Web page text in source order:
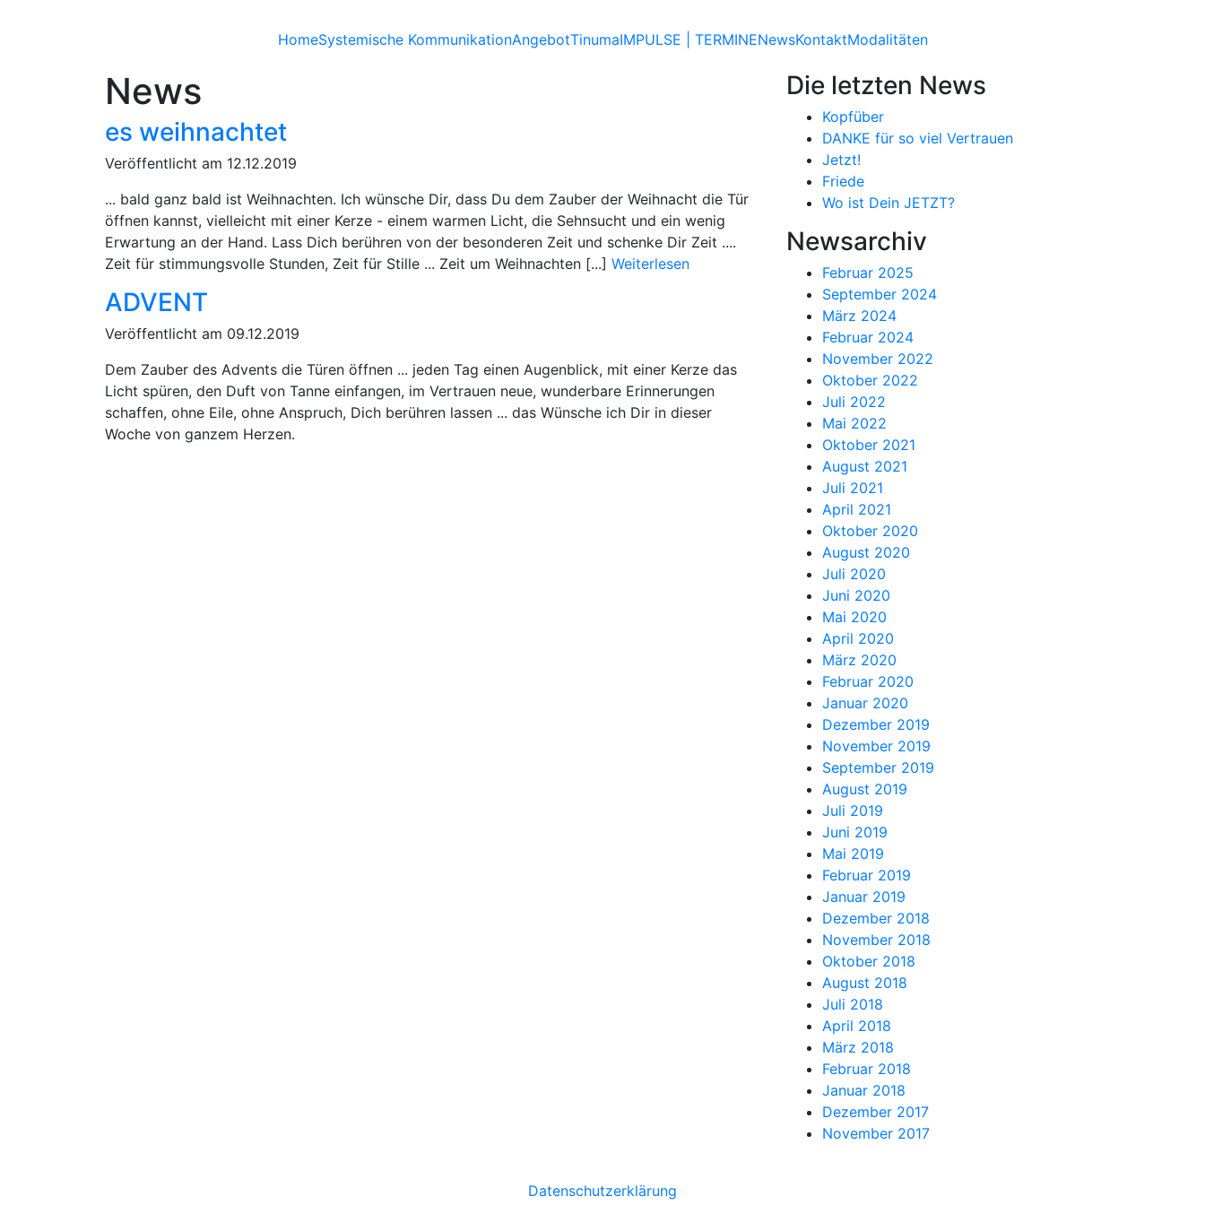
HomeSystemische KommunikationAngebotTinumaIMPULSE | TERMINENewsKontaktModalitäten
News
es weihnachtet
Veröffentlicht am 12.12.2019
... bald ganz bald ist Weihnachten. Ich wünsche Dir, dass Du dem Zauber der Weihnacht die Tür
öffnen kannst, vielleicht mit einer Kerze - einem warmen Licht, die Sehnsucht und ein wenig
Erwartung an der Hand. Lass Dich berühren von der besonderen Zeit und schenke Dir Zeit ....
Zeit für stimmungsvolle Stunden, Zeit für Stille ... Zeit um Weihnachten [...] Weiterlesen
ADVENT
Veröffentlicht am 09.12.2019
Dem Zauber des Advents die Türen öffnen ... jeden Tag einen Augenblick, mit einer Kerze das
Licht spüren, den Duft von Tanne einfangen, im Vertrauen neue, wunderbare Erinnerungen
schaffen, ohne Eile, ohne Anspruch, Dich berühren lassen ... das Wünsche ich Dir in dieser
Woche von ganzem Herzen.
Die letzten News
Kopfüber
DANKE für so viel Vertrauen
Jetzt!
Friede
Wo ist Dein JETZT?
Newsarchiv
Februar 2025
September 2024
März 2024
Februar 2024
November 2022
Oktober 2022
Juli 2022
Mai 2022
Oktober 2021
August 2021
Juli 2021
April 2021
Oktober 2020
August 2020
Juli 2020
Juni 2020
Mai 2020
April 2020
März 2020
Februar 2020
Januar 2020
Dezember 2019
November 2019
September 2019
August 2019
Juli 2019
Juni 2019
Mai 2019
Februar 2019
Januar 2019
Dezember 2018
November 2018
Oktober 2018
August 2018
Juli 2018
April 2018
März 2018
Februar 2018
Januar 2018
Dezember 2017
November 2017
Datenschutzerklärung